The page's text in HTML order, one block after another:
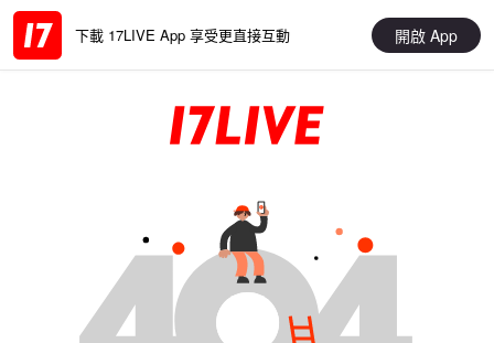
下載 17LIVE App 享受更直接互動 開啟 App